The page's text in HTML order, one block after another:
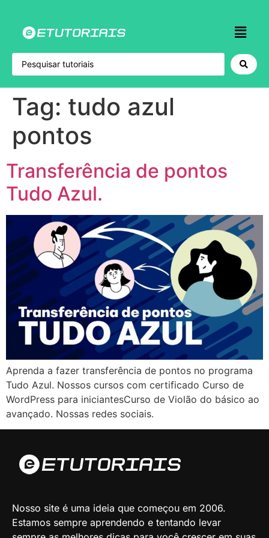
Tag: tudo azul
pontos
Transferência de pontos
Tudo Azul.
Aprenda a fazer transferência de pontos no programa
Tudo Azul. Nossos cursos com certificado Curso de
WordPress para iniciantesCurso de Violão do básico ao
avançado. Nossas redes sociais.
Nosso site é uma ideia que começou em 2006.
Estamos sempre aprendendo e tentando levar